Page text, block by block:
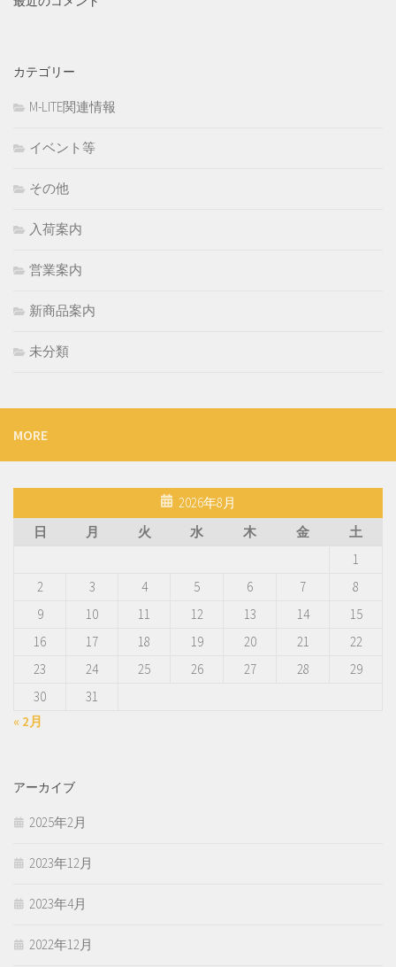
カテゴリー
M-LITE関連情報
イベント等
その他
入荷案内
営業案内
新商品案内
未分類
MORE
2026年8月
日
月 火 水 木 金
土
1
2
3 4 5 6 7
8
9
10 11 12 13 14
15
16
17 18 19 20 21
22
23
24 25 26 27 28
29
30
31
« 2月
アーカイブ
2025年2月
2023年12月
2023年4月
2022年12月